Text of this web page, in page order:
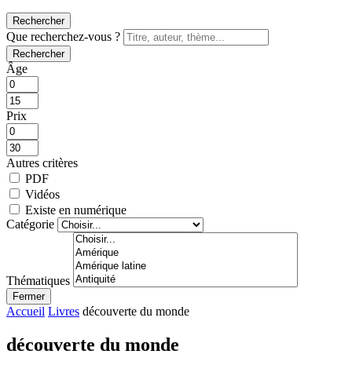
Rechercher
Que recherchez-vous ?
Rechercher
Âge
Prix
Autres critères
PDF
Vidéos
Existe en numérique
Catégorie
Thématiques
Fermer
Accueil Livres découverte du monde
découverte du monde